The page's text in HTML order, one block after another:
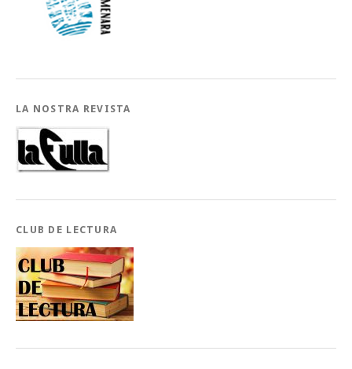
LA NOSTRA REVISTA
CLUB DE LECTURA